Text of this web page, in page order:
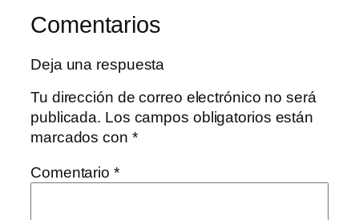
Comentarios
Deja una respuesta
Tu dirección de correo electrónico no será
publicada. Los campos obligatorios están
marcados con *
Comentario *